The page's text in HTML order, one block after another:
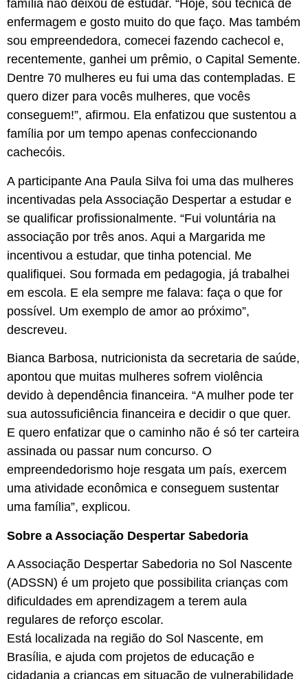
família não deixou de estudar. “Hoje, sou técnica de
enfermagem e gosto muito do que faço. Mas também
sou empreendedora, comecei fazendo cachecol e,
recentemente, ganhei um prêmio, o Capital Semente.
Dentre 70 mulheres eu fui uma das contempladas. E
quero dizer para vocês mulheres, que vocês
conseguem!”, afirmou. Ela enfatizou que sustentou a
família por um tempo apenas confeccionando
cachecóis.
A participante Ana Paula Silva foi uma das mulheres
incentivadas pela Associação Despertar a estudar e
se qualificar profissionalmente. “Fui voluntária na
associação por três anos. Aqui a Margarida me
incentivou a estudar, que tinha potencial. Me
qualifiquei. Sou formada em pedagogia, já trabalhei
em escola. E ela sempre me falava: faça o que for
possível. Um exemplo de amor ao próximo”,
descreveu.
Bianca Barbosa, nutricionista da secretaria de saúde,
apontou que muitas mulheres sofrem violência
devido à dependência financeira. “A mulher pode ter
sua autossuficiência financeira e decidir o que quer.
E quero enfatizar que o caminho não é só ter carteira
assinada ou passar num concurso. O
empreendedorismo hoje resgata um país, exercem
uma atividade econômica e conseguem sustentar
uma família”, explicou.
Sobre a Associação Despertar Sabedoria
A Associação Despertar Sabedoria no Sol Nascente
(ADSSN) é um projeto que possibilita crianças com
dificuldades em aprendizagem a terem aula
regulares de reforço escolar.
Está localizada na região do Sol Nascente, em
Brasília, e ajuda com projetos de educação e
cidadania a crianças em situação de vulnerabilidade